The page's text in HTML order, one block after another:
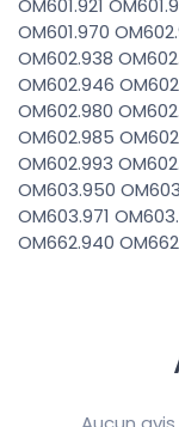
OM601.921
OM601.970
OM602.938
OM602.946
OM602.980
OM602.985
OM602.993
OM603.950
OM603.971
OM662.940